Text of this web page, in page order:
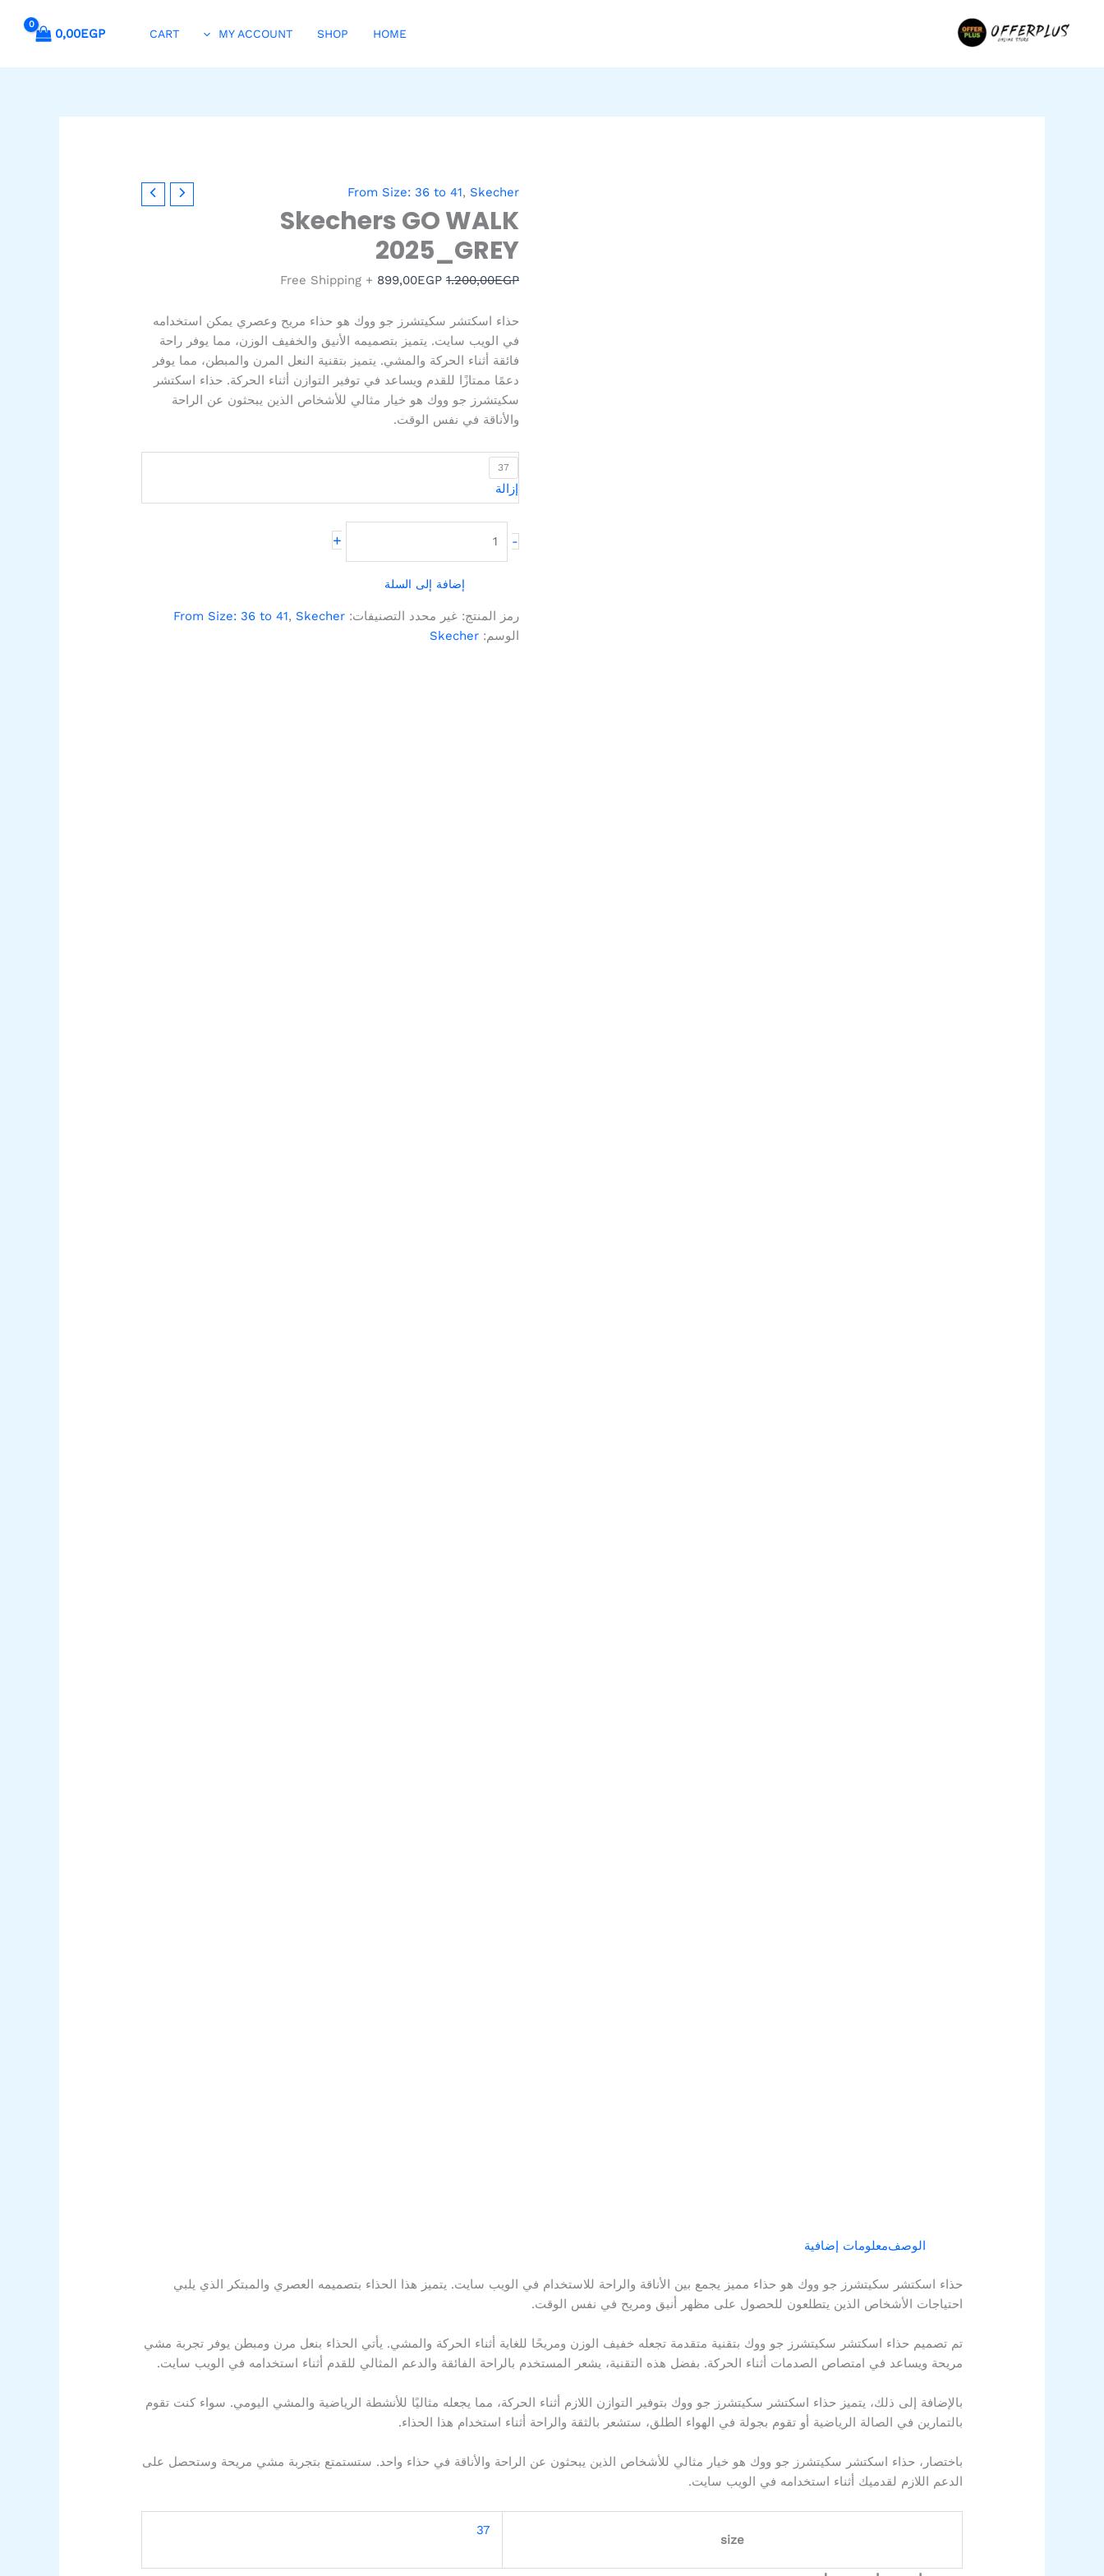
HOME
SHOP
MY ACCOUNT
CART
0,00EGP
From Size: 36 to 41, Skecher
Skechers GO WALK
2025_GREY
1.200,00EGP
السعر
الأصلي
هو:
1.200,00EGP.
899,00EGP
السعر
الحالي
هو:
899,00EGP.
+ Free Shipping
حذاء اسكتشر سكيتشرز جو ووك هو حذاء مريح وعصري يمكن استخدامه
في الويب سايت. يتميز بتصميمه الأنيق والخفيف الوزن، مما يوفر راحة
فائقة أثناء الحركة والمشي. يتميز بتقنية النعل المرن والمبطن، مما يوفر
دعمًا ممتازًا للقدم ويساعد في توفير التوازن أثناء الحركة. حذاء اسكتشر
سكيتشرز جو ووك هو خيار مثالي للأشخاص الذين يبحثون عن الراحة
والأناقة في نفس الوقت.
37
إزالة
-
كمية
Skechers
GO
WALK
+
إضافة إلى السلة
رمز المنتج: غير محدد التصنيفات: From Size: 36 to 41, Skecher
الوسم: Skecher
الوصفمعلومات إضافية
حذاء اسكتشر سكيتشرز جو ووك هو حذاء مميز يجمع بين الأناقة والراحة للاستخدام في الويب سايت. يتميز هذا الحذاء بتصميمه العصري والمبتكر الذي يلبي
احتياجات الأشخاص الذين يتطلعون للحصول على مظهر أنيق ومريح في نفس الوقت.
تم تصميم حذاء اسكتشر سكيتشرز جو ووك بتقنية متقدمة تجعله خفيف الوزن ومريحًا للغاية أثناء الحركة والمشي. يأتي الحذاء بنعل مرن ومبطن يوفر تجربة مشي
مريحة ويساعد في امتصاص الصدمات أثناء الحركة. بفضل هذه التقنية، يشعر المستخدم بالراحة الفائقة والدعم المثالي للقدم أثناء استخدامه في الويب سايت.
بالإضافة إلى ذلك، يتميز حذاء اسكتشر سكيتشرز جو ووك بتوفير التوازن اللازم أثناء الحركة، مما يجعله مثاليًا للأنشطة الرياضية والمشي اليومي. سواء كنت تقوم
بالتمارين في الصالة الرياضية أو تقوم بجولة في الهواء الطلق، ستشعر بالثقة والراحة أثناء استخدام هذا الحذاء.
باختصار، حذاء اسكتشر سكيتشرز جو ووك هو خيار مثالي للأشخاص الذين يبحثون عن الراحة والأناقة في حذاء واحد. ستستمتع بتجربة مشي مريحة وستحصل على
الدعم اللازم لقدميك أثناء استخدامه في الويب سايت.
size
37